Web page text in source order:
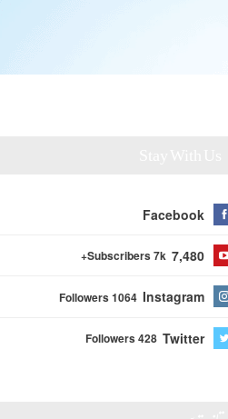
Facebook
7,480
Subscribers 7k+
Instagram
Followers 1064
Twitter
Followers 428